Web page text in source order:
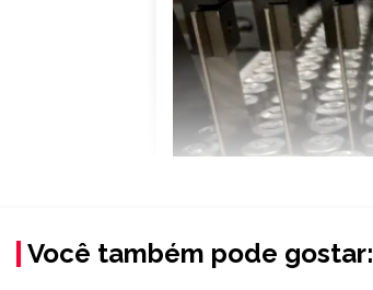
Você também pode gostar: